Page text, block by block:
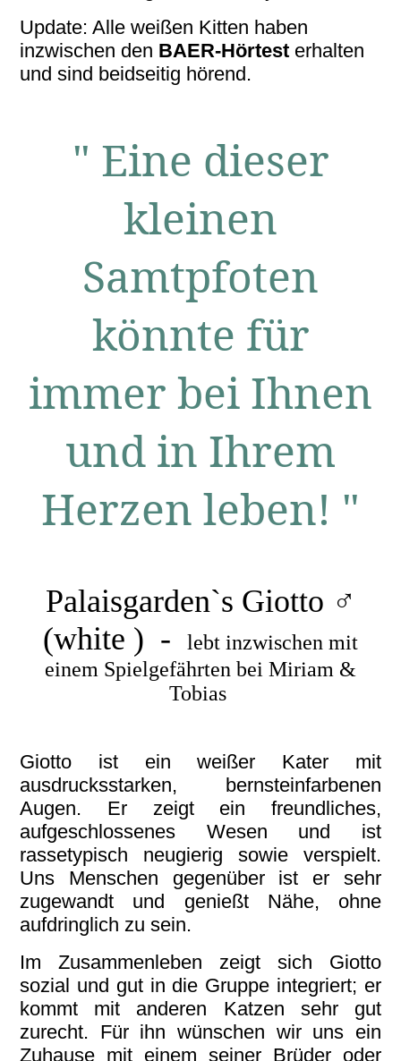
Update: Alle weißen Kitten haben
inzwischen den BAER-Hörtest erhalten
und sind beidseitig hörend.
" Eine dieser
kleinen
Samtpfoten
könnte für
immer bei Ihnen
und in Ihrem
Herzen leben! "
Palaisgarden`s Giotto ♂
(white ) -
lebt inzwischen mit
einem Spielgefährten bei Miriam &
Tobias
Giotto ist ein weißer Kater mit
ausdrucksstarken, bernsteinfarbenen
Augen. Er zeigt ein freundliches,
aufgeschlossenes Wesen und ist
rassetypisch neugierig sowie verspielt.
Uns Menschen gegenüber ist er sehr
zugewandt und genießt Nähe, ohne
aufdringlich zu sein.
Im Zusammenleben zeigt sich Giotto
sozial und gut in die Gruppe integriert; er
kommt mit anderen Katzen sehr gut
zurecht. Für ihn wünschen wir uns ein
Zuhause mit einem seiner Brüder oder